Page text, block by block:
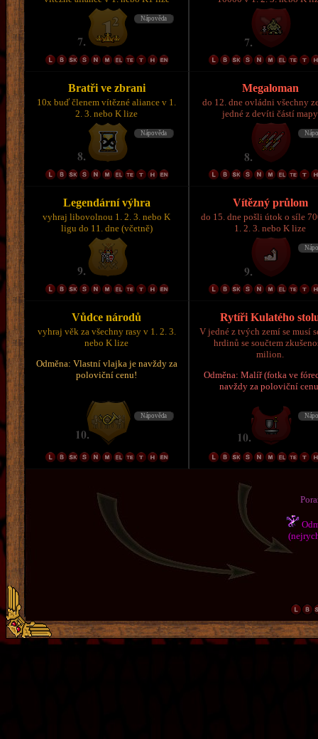
Bratři ve zbrani
10x buď členem vítězné aliance v 1.
2. 3. nebo K lize
Megaloman
do 12. dne ovládni všechny
jedné z devíti částí mapy
Legendární výhra
vyhraj libovolnou 1. 2. 3. nebo K
ligu do 11. dne (včetně)
Vítězný průlom
do 15. dne pošli útok o síle
1. 2. 3. nebo K lize
Vůdce národů
vyhraj věk za všechny rasy v 1. 2. 3.
nebo K lize
Odměna: Vlastní vlajka je navždy za
poloviční cenu!
Rytíři Kulatého
V jedné z tvých zemí se musí
hrdinů se součtem
milion.
Odměna: Malíř (fotka ve
navždy za poloviční